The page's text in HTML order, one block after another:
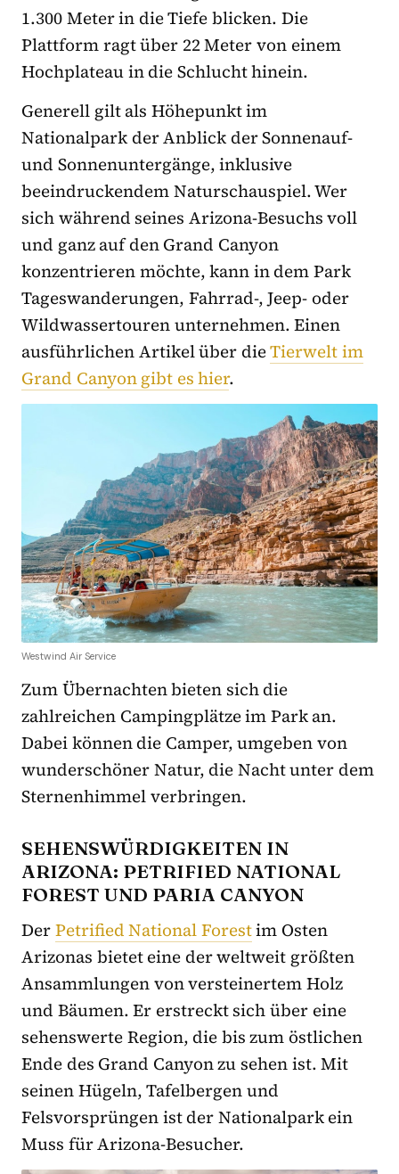
1.300 Meter in die Tiefe blicken. Die
Plattform ragt über 22 Meter von einem
Hochplateau in die Schlucht hinein.
Generell gilt als Höhepunkt im
Nationalpark der Anblick der Sonnenauf-
und Sonnenuntergänge, inklusive
beeindruckendem Naturschauspiel. Wer
sich während seines Arizona-Besuchs voll
und ganz auf den Grand Canyon
konzentrieren möchte, kann in dem Park
Tageswanderungen, Fahrrad-, Jeep- oder
Wildwassertouren unternehmen. Einen
ausführlichen Artikel über dieTierwelt im
Grand Canyon gibt es hier.
Westwind Air Service
Zum Übernachten bieten sich die
zahlreichen Campingplätze im Park an.
Dabei können die Camper, umgeben von
wunderschöner Natur, die Nacht unter dem
Sternenhimmel verbringen.
SEHENSWÜRDIGKEITEN IN
ARIZONA: PETRIFIED NATIONAL
FOREST UND PARIA CANYON
DerPetrified National Forestim Osten
Arizonas bietet eine der weltweit größten
Ansammlungen von versteinertem Holz
und Bäumen. Er erstreckt sich über eine
sehenswerte Region, die bis zum östlichen
Ende des Grand Canyon zu sehen ist. Mit
seinen Hügeln, Tafelbergen und
Felsvorsprüngen ist der Nationalpark ein
Muss für Arizona-Besucher.